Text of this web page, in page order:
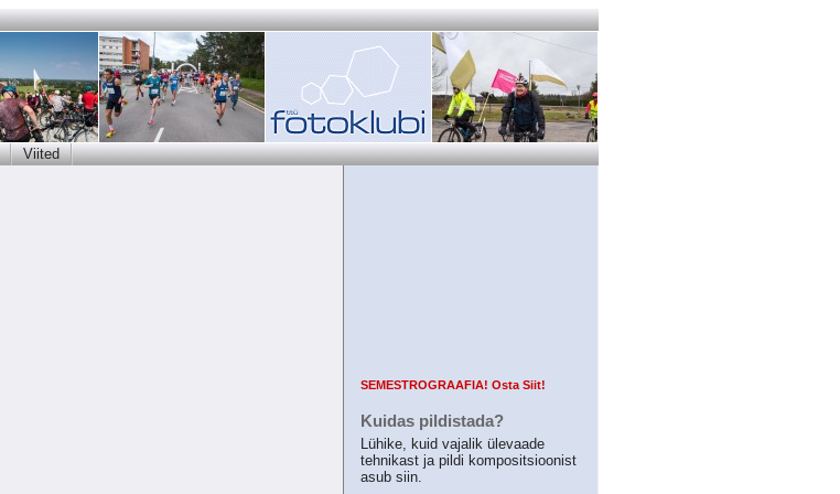
Viited
SEMESTROGRAAFIA! Osta Siit!
Kuidas pildistada?
Lühike, kuid vajalik ülevaade
tehnikast ja pildi kompositsioonist
asub siin.